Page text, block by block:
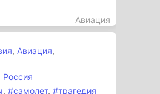
Авиация
, Авиация,
Россия
,#самолет,#трагедия